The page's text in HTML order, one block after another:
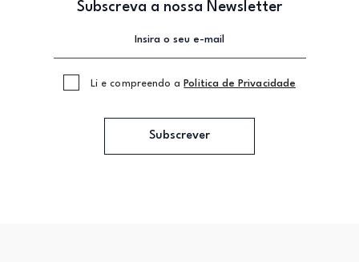
Subscreva a nossa Newsletter
Li e compreendo a Politica de Privacidade
Subscrever